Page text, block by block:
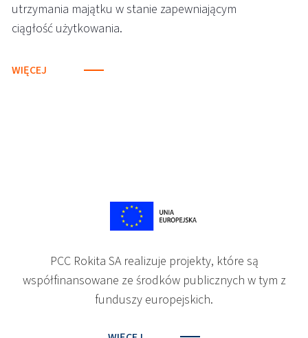
utrzymania majątku w stanie zapewniającym
ciągłość użytkowania.
WIĘCEJ
PCC Rokita SA realizuje projekty, które są
współfinansowane ze środków publicznych w tym z
funduszy europejskich.